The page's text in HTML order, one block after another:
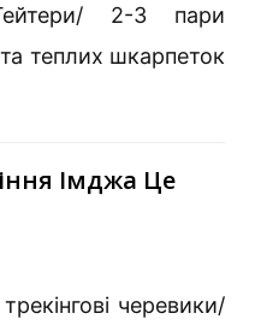
2-3 пари
теплих шкарпеток
Імджа Це
черевики/